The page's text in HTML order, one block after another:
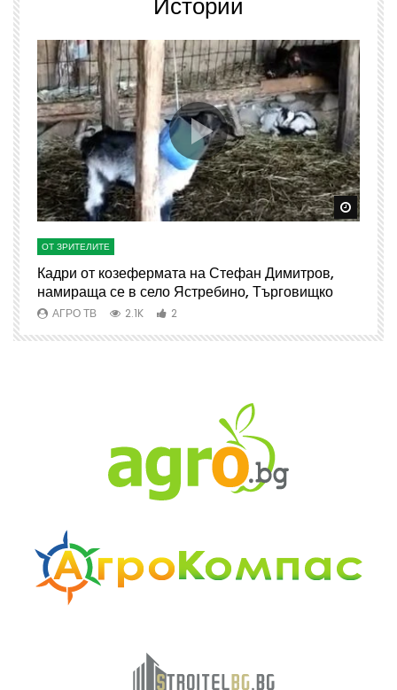
Истории
Watch Later Watch
ОТ ЗРИТЕЛИТЕ
Кадри от козефермата на Стефан Димитров,
намираща се в село Ястребино, Търговищко
АГРО ТВ 2.1K 2